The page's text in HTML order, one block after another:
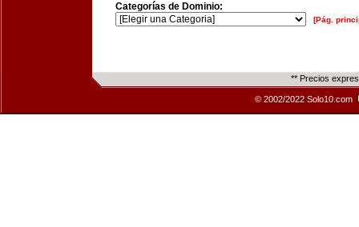
Categorías de Dominio:
[Pág.
** Precios
© 2002/2022 Solo10.com